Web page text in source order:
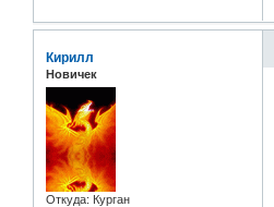
Кирилл
Новичек
Откуда: Курган